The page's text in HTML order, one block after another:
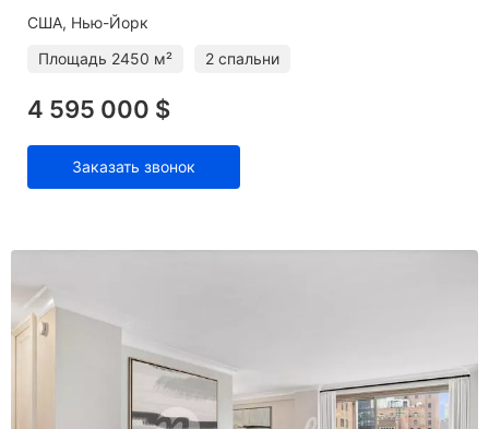
США, Нью-Йорк
Площадь 2450 м² 2 спальни
4 595 000 $
Заказать звонок